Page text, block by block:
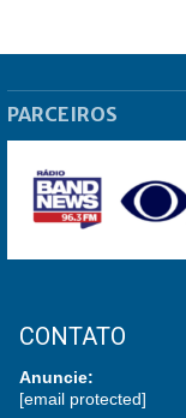
PARCEIROS
CONTATO
Anuncie:
[email protected]